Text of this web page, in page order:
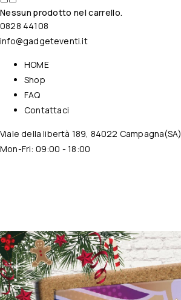
Nessun prodotto nel carrello.
0828 44108
info@gadgeteventi.it
HOME
Shop
FAQ
Contattaci
Viale della libertà 189, 84022 Campagna(SA)
Mon-Fri: 09:00 - 18:00